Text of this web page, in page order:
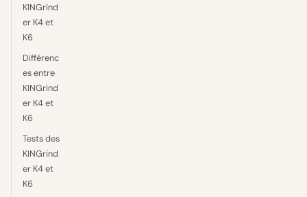
KINGrind
er K4 et
K6
Différenc
es entre
KINGrind
er K4 et
K6
Tests des
KINGrind
er K4 et
K6